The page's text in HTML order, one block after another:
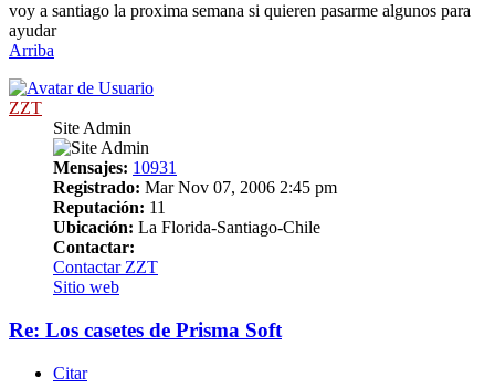
voy a santiago la proxima semana si quieren pasarme algunos para
ayudar
Arriba
ZZT
Site Admin
Mensajes: 10931
Registrado: Mar Nov 07, 2006 2:45 pm
Reputación: 11
Ubicación: La Florida-Santiago-Chile
Contactar:
Contactar ZZT
Sitio web
Re: Los casetes de Prisma Soft
Citar